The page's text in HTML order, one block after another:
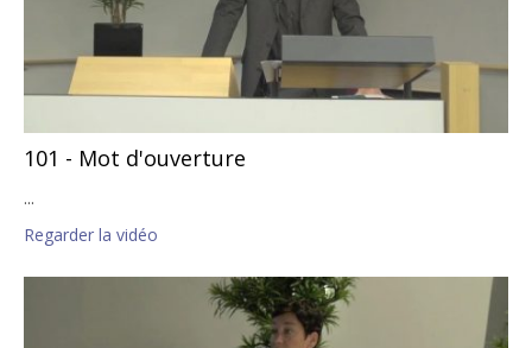
101 - Mot d'ouverture
...
Regarder la vidéo